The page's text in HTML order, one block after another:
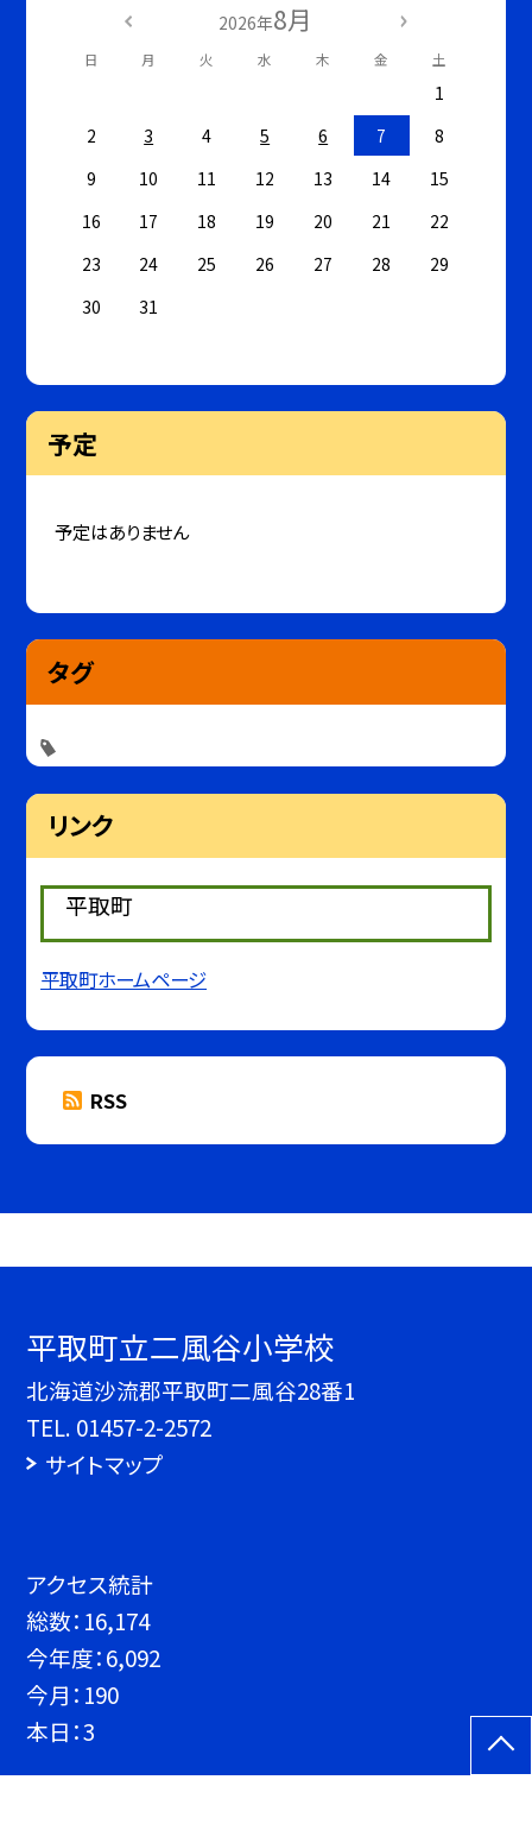
2026年8月
日 月 火 水 木 金 土
1
2
3 4 5 6 7
8
9
10 11 12 13 14
15
16
17 18 19 20 21
22
23
24 25 26 27 28
29
30
31
予定
予定はありません
タグ
リンク
平取町
平取町ホームページ
RSS
平取町立二風谷小学校
北海道沙流郡平取町二風谷28番1
TEL. 01457-2-2572
サイトマップ
アクセス統計
総数： 16,174
今年度：6,092
今月： 190
本日：3